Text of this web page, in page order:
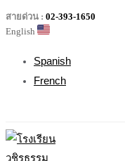
สายด่วน : 02-393-1650
English
Spanish
French